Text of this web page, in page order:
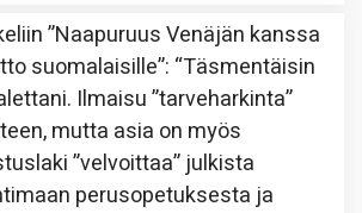
”Naapuruus Venäjän kanssa
suomalaisille”: “Täsmentäisin
Ilmaisu ”tarveharkinta”
mutta asia on myös
”velvoittaa” julkista
perusopetuksesta ja